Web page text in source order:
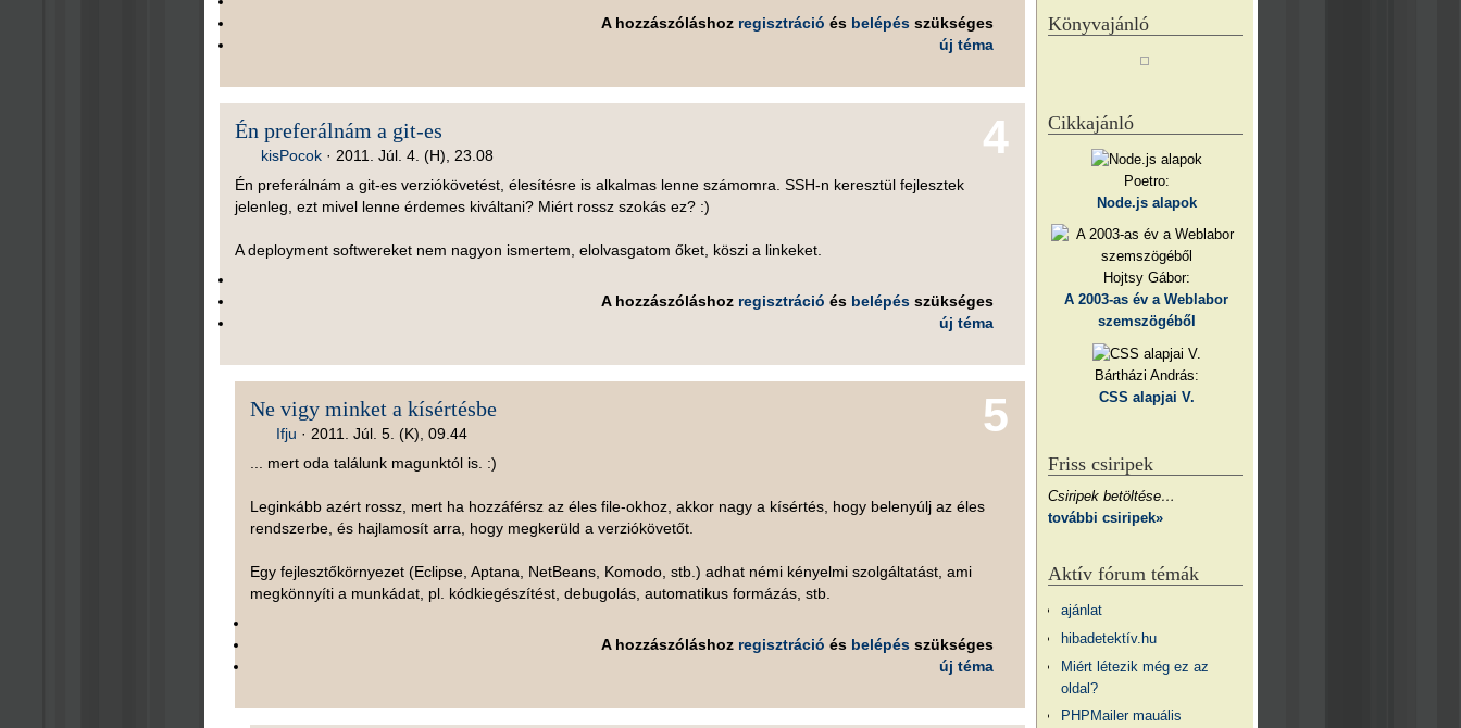
A hozzászóláshoz regisztráció és belépésszükséges
új téma
4
Én preferálnám a git-es
kisPocok· 2011. Júl. 4. (H), 23.08
Én preferálnám a git-es verziókövetést, élesítésre is alkalmas lenne számomra. SSH-n keresztül fejlesztek
jelenleg, ezt mivel lenne érdemes kiváltani? Miért rossz szokás ez? :)
A deployment softwereket nem nagyon ismertem, elolvasgatom őket, köszi a linkeket.
A hozzászóláshoz regisztráció és belépésszükséges
új téma
5
Ne vigy minket a kísértésbe
Ifju · 2011. Júl. 5. (K), 09.44
... mert oda találunk magunktól is. :)
Leginkább azért rossz, mert ha hozzáférsz az éles file-okhoz, akkor nagy a kísértés, hogy belenyúlj az éles
rendszerbe, és hajlamosít arra, hogy megkerüld a verziókövetőt.
Egy fejlesztőkörnyezet (Eclipse, Aptana, NetBeans, Komodo, stb.) adhat némi kényelmi szolgáltatást, ami
megkönnyíti a munkádat, pl. kódkiegészítést, debugolás, automatikus formázás, stb.
A hozzászóláshoz regisztráció és belépésszükséges
új téma
Könyvajánló
Cikkajánló
Poetro:
Node.js alapok
Hojtsy Gábor:
A 2003-as év a Weblabor
szemszögéből
Bártházi András:
CSS alapjai V.
Friss csiripek
Csiripek betöltése…
további csiripek»
Aktív fórum témák
ajánlat
hibadetektív.hu
Miért létezik még ez az
oldal?
PHPMailer mauális